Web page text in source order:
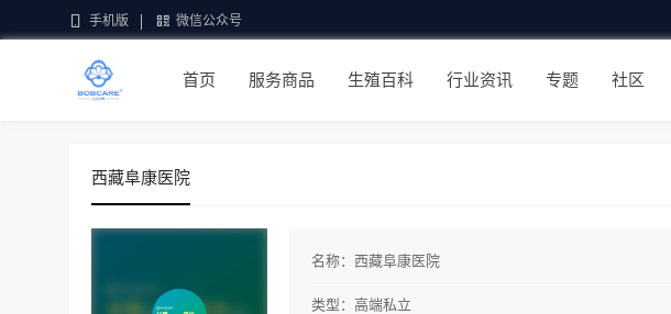
手机版 微信公众号
首页 服务商品 生殖百科 行业资讯 专题 社区
西藏阜康医院
名称： 西藏阜康医院
类型： 高端私立